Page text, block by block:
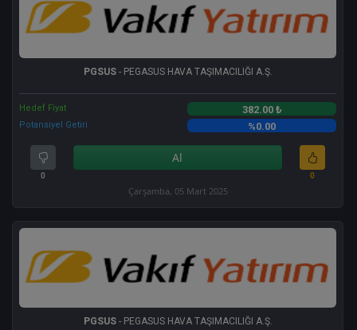
PGSUS- PEGASUS HAVA TAŞIMACILIĞI A.Ş.
Hedef Fiyat 382.00 ₺
Potansiyel Getiri %0.00
0
Al
0
Çarşamba, 05 Mart 2025
PGSUS- PEGASUS HAVA TAŞIMACILIĞI A.Ş.